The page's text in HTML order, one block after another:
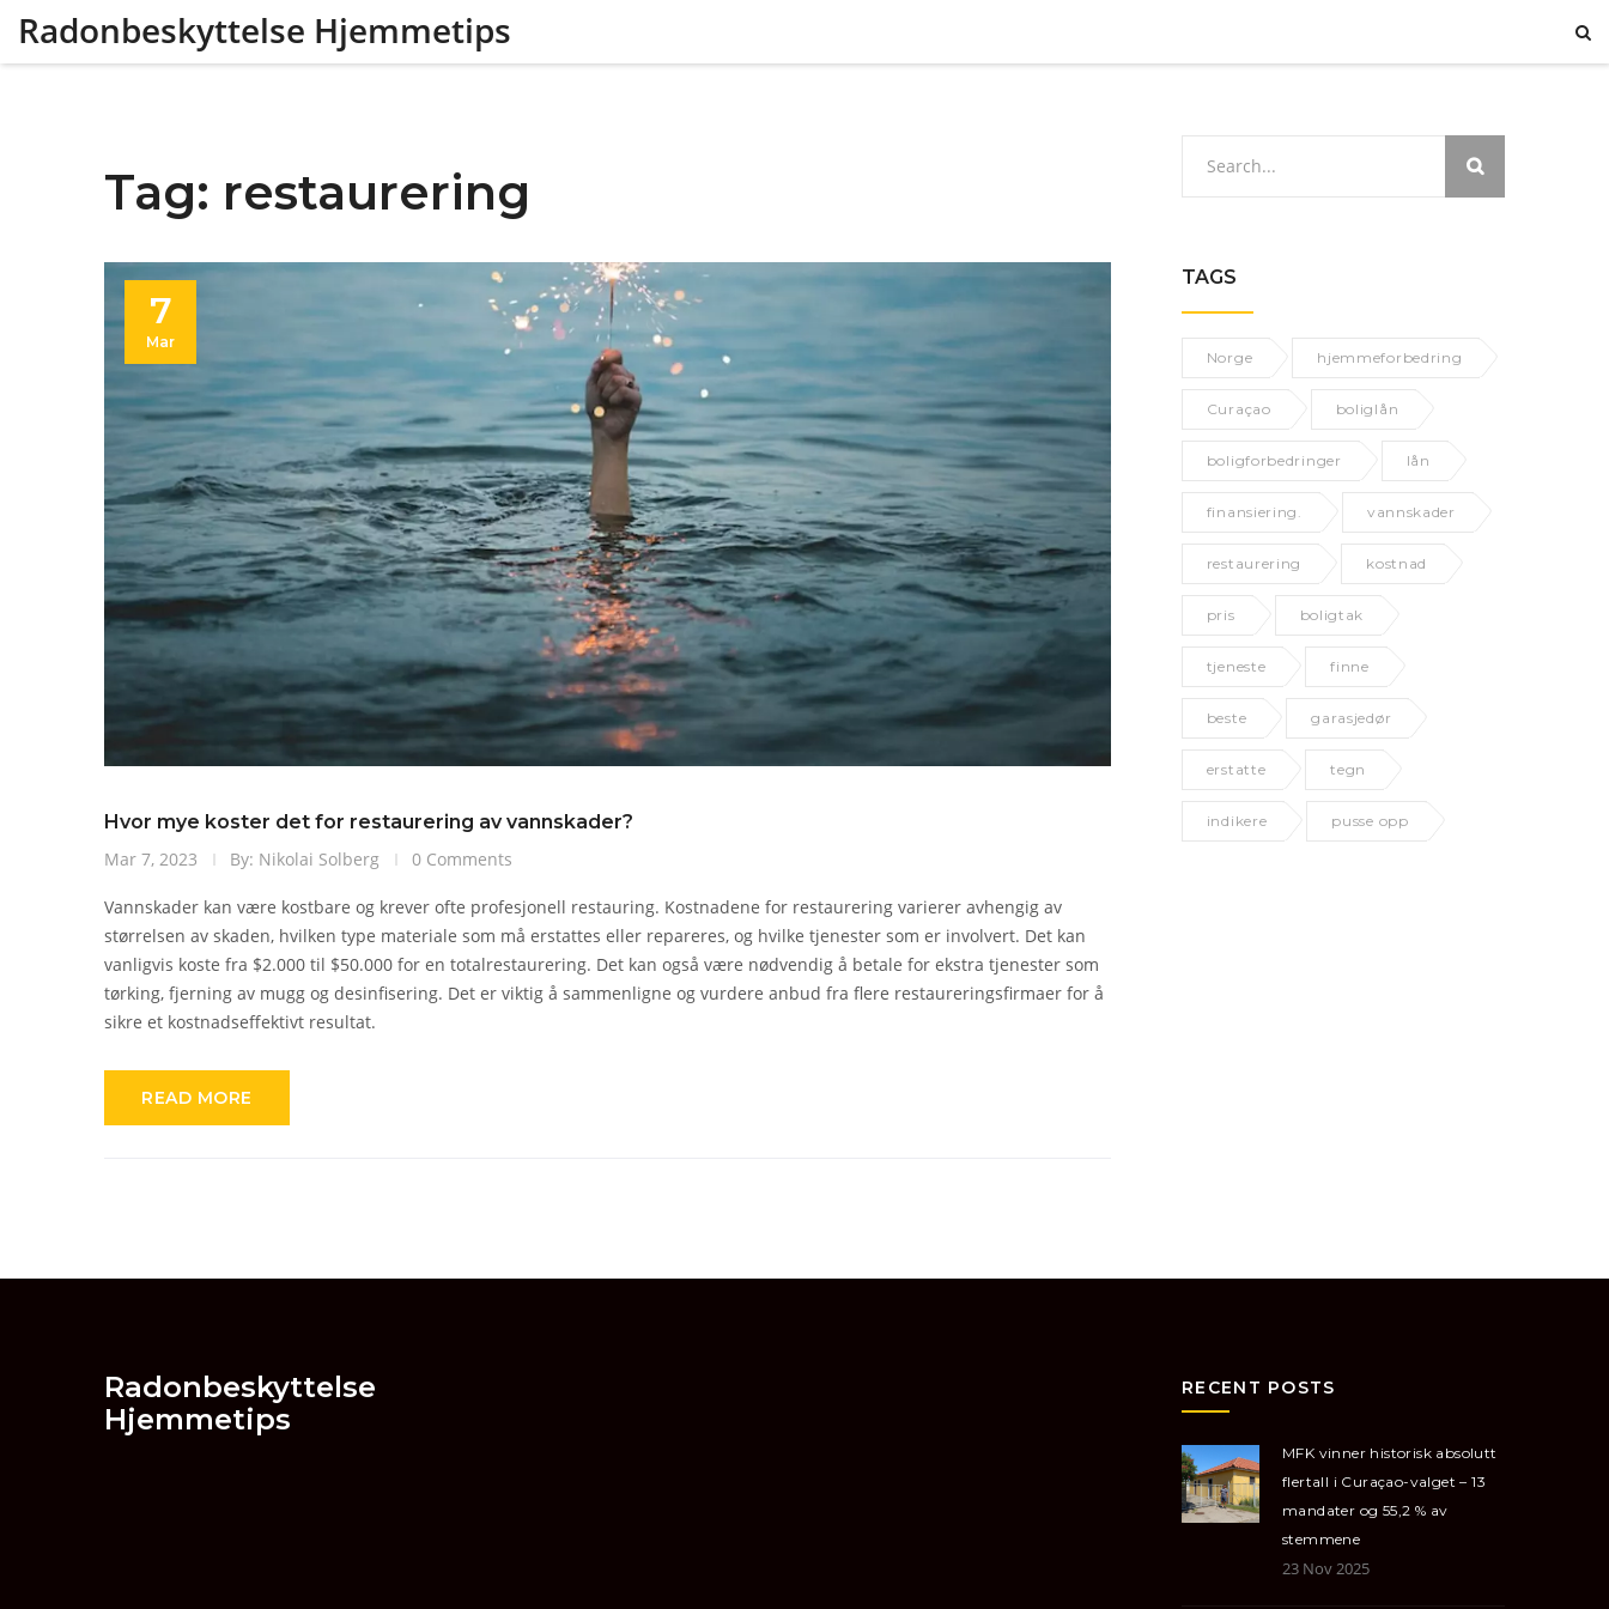
Radonbeskyttelse Hjemmetips
Tag: restaurering
7
Mar
Hvor mye koster det for restaurering av vannskader?
Mar 7, 2023
By: Nikolai Solberg 0 Comments
Vannskader kan være kostbare og krever ofte profesjonell restauring. Kostnadene for restaurering varierer avhengig av
størrelsen av skaden, hvilken type materiale som må erstattes eller repareres, og hvilke tjenester som er involvert. Det kan
vanligvis koste fra $2.000 til $50.000 for en totalrestaurering. Det kan også være nødvendig å betale for ekstra tjenester som
tørking, fjerning av mugg og desinfisering. Det er viktig å sammenligne og vurdere anbud fra flere restaureringsfirmaer for å
sikre et kostnadseffektivt resultat.
READ MORE
TAGS
Norge hjemmeforbedring
Curaçao boliglån
boligforbedringer lån
finansiering. vannskader
restaurering kostnad
pris boligtak
tjeneste finne
beste garasjedør
erstatte tegn
indikere pusse opp
Radonbeskyttelse
Hjemmetips
RECENT POSTS
MFK vinner historisk absolutt
flertall i Curaçao-valget – 13
mandater og 55,2 % av
stemmene
23 Nov 2025